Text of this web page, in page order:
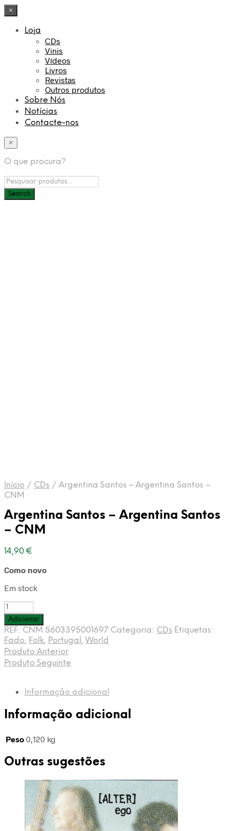
×
Loja
CDs
Vinis
Vídeos
Livros
Revistas
Outros produtos
Sobre Nós
Notícias
Contacte-nos
×
O que procura?
Início / CDs / Argentina Santos – Argentina Santos –
CNM
Argentina Santos – Argentina Santos
– CNM
14,90 €
Como novo
Em stock
Quantidade
de
Argentina
Santos
-
Argentina
Santos
Adicionar
REF: CNM 5603395001697 Categoria: CDs Etiquetas:
Fado, Folk, Portugal, World
Produto Anterior
Produto Seguinte
Informação adicional
Informação adicional
Peso 0,120 kg
Outras sugestões